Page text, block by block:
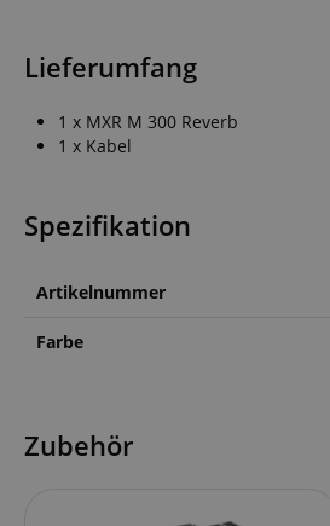
Lieferumfang
1 x MXR M 300 Reverb
1 x Kabel
Spezifikation
Artikelnummer
Farbe
Zubehör